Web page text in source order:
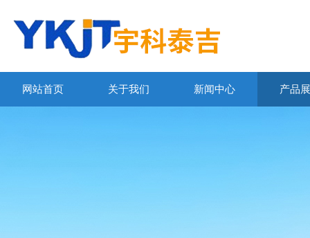
网站首页 关于我们 新闻中心 产品